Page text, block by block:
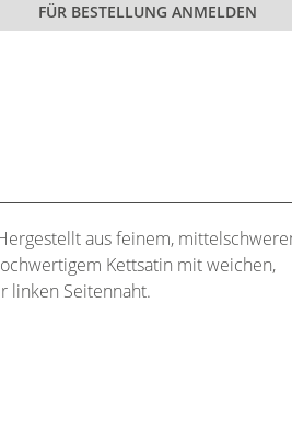
aus feinem,
Kettsatin mit weichen,
linken Seitennaht.